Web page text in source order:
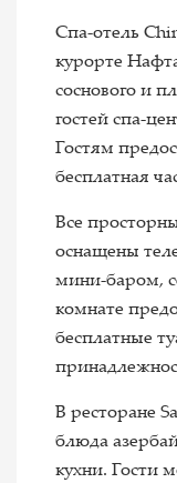
Спа-отель
курорте
соснового и
гостей спа-
Гостям
бесплатная
Все
оснащены
мини-баром,
комнате
бесплатные
В ресторане
блюда
кухни. Гости